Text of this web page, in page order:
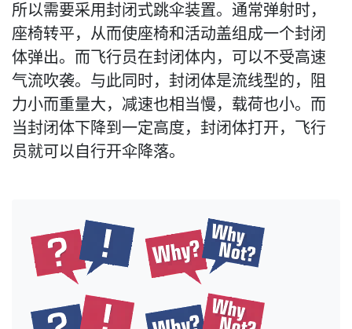
所以需要采用封闭式跳伞装置。通常弹射时，
座椅转平，从而使座椅和活动盖组成一个封闭
体弹出。而飞行员在封闭体内，可以不受高速
气流吹袭。与此同时，封闭体是流线型的，阻
力小而重量大，减速也相当慢，载荷也小。而
当封闭体下降到一定高度，封闭体打开，飞行
员就可以自行开伞降落。